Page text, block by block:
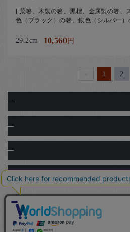
[ 菜箸、木製の箸、黒檀、金属製の箸、
色（ブラック）の箸、銀色（シルバー）
29.2cm 10,560円
1 2